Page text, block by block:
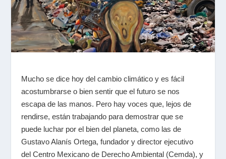
Mucho se dice hoy del cambio climático y es fácil
acostumbrarse o bien sentir que el futuro se nos
escapa de las manos. Pero hay voces que, lejos de
rendirse, están trabajando para demostrar que se
puede luchar por el bien del planeta, como las de
Gustavo Alanís Ortega, fundador y director ejecutivo
del Centro Mexicano de Derecho Ambiental (Cemda), y